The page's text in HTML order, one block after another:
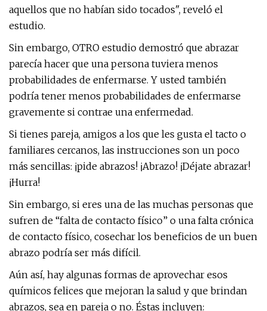
aquellos que no habían sido tocados", reveló el
estudio.
Sin embargo, OTRO estudio demostró que abrazar
parecía hacer que una persona tuviera menos
probabilidades de enfermarse. Y usted también
podría tener menos probabilidades de enfermarse
gravemente si contrae una enfermedad.
Si tienes pareja, amigos a los que les gusta el tacto o
familiares cercanos, las instrucciones son un poco
más sencillas: ¡pide abrazos! ¡Abrazo! ¡Déjate abrazar!
¡Hurra!
Sin embargo, si eres una de las muchas personas que
sufren de “falta de contacto físico” o una falta crónica
de contacto físico, cosechar los beneficios de un buen
abrazo podría ser más difícil.
Aún así, hay algunas formas de aprovechar esos
químicos felices que mejoran la salud y que brindan
abrazos, sea en pareja o no. Éstas incluyen: